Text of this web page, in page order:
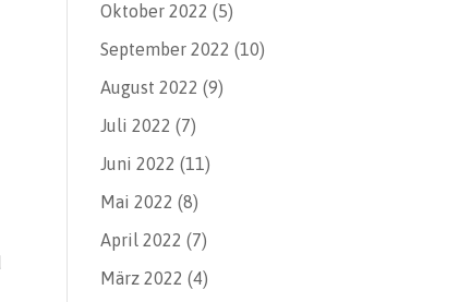
Oktober 2022 (5)
September 2022 (10)
August 2022 (9)
Juli 2022 (7)
Juni 2022 (11)
Mai 2022 (8)
April 2022 (7)
März 2022 (4)